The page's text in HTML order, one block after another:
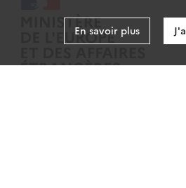
En savoir plus